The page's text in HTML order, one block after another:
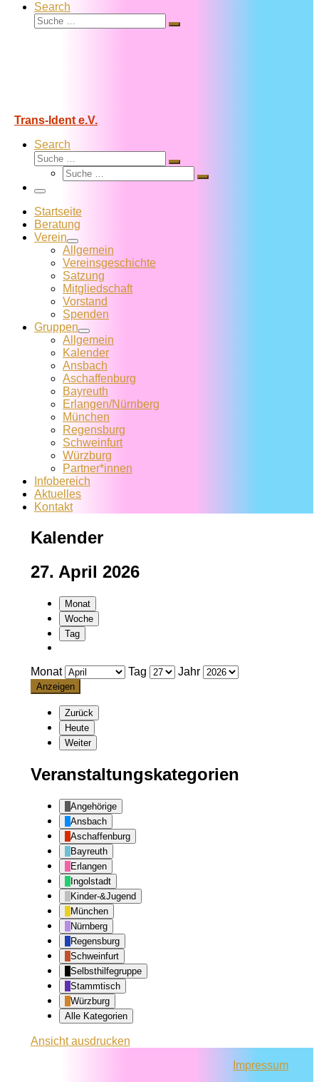
Search
Suche
Suche
Trans-Ident e.V.
Search
Suche
Suche
Suche
Suche
Menü
Startseite
Beratung
Verein
Allgemein
Vereins­geschichte
Satzung
Mitglied­schaft
Vorstand
Spenden
Gruppen
Allgemein
Kalender
Ansbach
Aschaffenburg
Bayreuth
Erlangen/Nürnberg
München
Regensburg
Schweinfurt
Würzburg
Partner*innen
Infobereich
Aktuelles
Kontakt
Kalender
27. April 2026
Monat
Woche
Tag
Monat Tag Jahr
Zurück
Heute
Weiter
Veranstaltungskategorien
Angehörige
Ansbach
Aschaffenburg
Bayreuth
Erlangen
Ingolstadt
Kinder-&Jugend
München
Nürnberg
Regensburg
Schweinfurt
Selbsthilfegruppe
Stammtisch
Würzburg
Alle Kategorien
Ansichtausdrucken
Impressum